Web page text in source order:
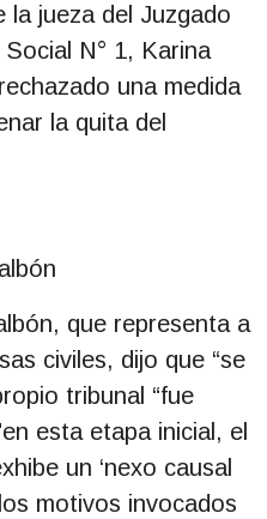
la jueza del Juzgado
N° 1, Karina
una medida
la quita del
que representa a
civiles, dijo que “se
tribunal “fue
esta etapa inicial, el
un ‘nexo causal
motivos invocados